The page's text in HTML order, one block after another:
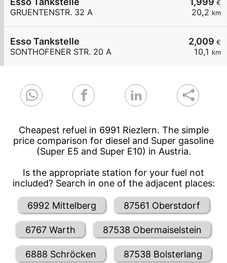
€
20,2 km
GRUENTENSTR. 32 A
2,009 €
10,1 km
Esso Tankstelle
SONTHOFENER STR. 20 A
Cheapest refuel in 6991 Riezlern. The simple
price comparison for diesel and Super gasoline
(Super E5 and Super E10) in Austria.
Is the appropriate station for your fuel not
included? Search in one of the adjacent places:
6992 Mittelberg 87561 Oberstdorf
6767 Warth 87538 Obermaiselstein
6888 Schröcken 87538 Bolsterlang